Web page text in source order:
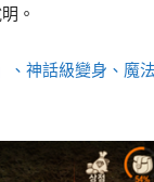
。
、神話級變身、魔